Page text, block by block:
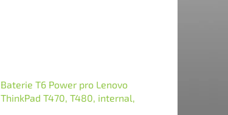
Baterie T6 Power pro Lenovo
ThinkPad T470, T480, internal,